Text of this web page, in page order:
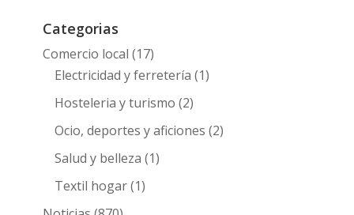
Categorias
Comercio local (17)
Electricidad y ferretería (1)
Hosteleria y turismo (2)
Ocio, deportes y aficiones (2)
Salud y belleza (1)
Textil hogar(1)